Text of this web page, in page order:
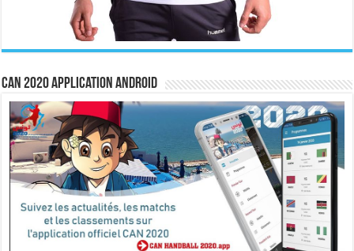
CAN 2020 Application Android